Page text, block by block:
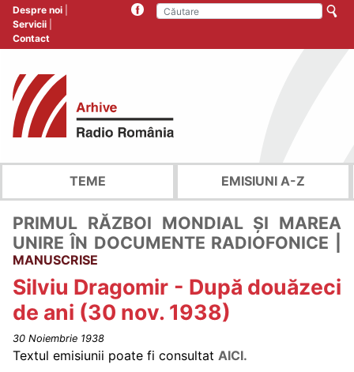
Despre noi
Servicii
Contact
TEME EMISIUNI A-Z
PRIMUL RĂZBOI MONDIAL ȘI MAREA
UNIRE ÎN DOCUMENTE RADIOFONICE |
MANUSCRISE
Silviu Dragomir - După douăzeci
de ani (30 nov. 1938)
30 Noiembrie 1938
Textul emisiunii poate fi consultat AICI.